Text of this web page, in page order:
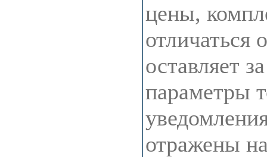
цены,
отличаться
оставляет
параметры
отражены